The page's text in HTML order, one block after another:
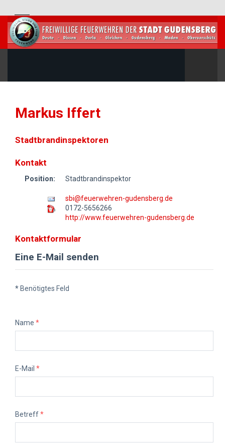
Markus Iffert
Stadtbrandinspektoren
Kontakt
Position: Stadtbrandinspektor
sbi@feuerwehren-gudensberg.de
0172-5656266
http://www.feuerwehren-gudensberg.de
Kontaktformular
Eine E-Mail senden
* Benötigtes Feld
Name *
E-Mail *
Betreff*